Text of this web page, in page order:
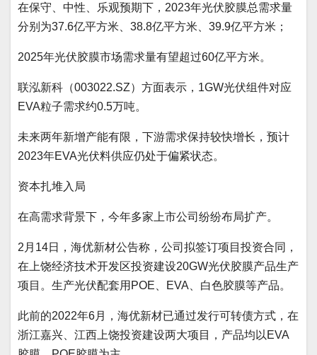
在保守、中性、乐观预期下，2023年光伏胶膜总需求量
分别为37.6亿平方米、38.8亿平方米、39.9亿平方米；
2025年光伏胶膜市场需求量有望超过60亿平方米。
联泓新科（003022.SZ）方面表示，1GW光伏组件对应
EVA粒子需求约0.5万吨。
未来两年新增产能有限，下游需求保持较快增长，预计
2023年EVA光伏料供应仍处于偏紧状态。
资本扎堆入局
在高需求背景下，今年多家上市公司纷纷布局扩产。
2月14日，海优新材公告称，公司拟签订项目投资合同，
在上饶经济技术开发区投资建设20GW光伏胶膜产品生产
项目。生产光伏配套用POE、EVA、白色胶膜等产品。
此前的2022年6月，海优新材已通过发行可转债方式，在
浙江嘉兴、江西上饶投资建设两大项目，产品均以EVA